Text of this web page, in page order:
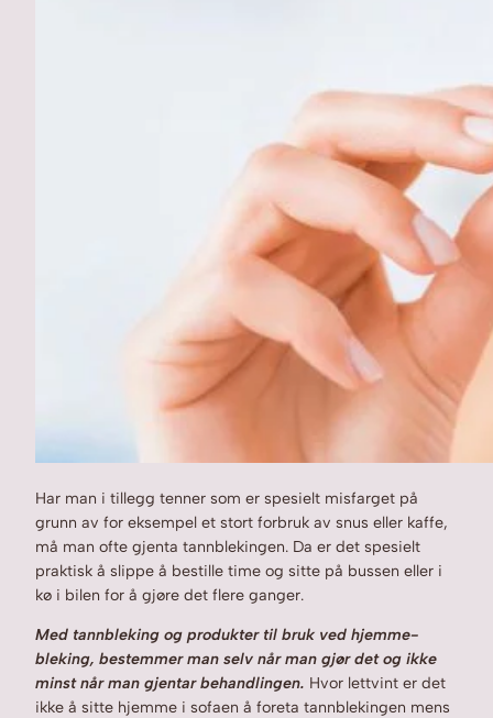
Har man i tillegg tenner som er spesielt misfarget på
grunn av for eksempel et stort forbruk av snus eller kaffe,
må man ofte gjenta tannblekingen. Da er det spesielt
praktisk å slippe å bestille time og sitte på bussen eller i
kø i bilen for å gjøre det flere ganger.
Med tannbleking og produkter til bruk ved hjemme-
bleking, bestemmer man selv når man gjør det og ikke
minst når man gjentar behandlingen. Hvor lettvint er det
ikke å sitte hjemme i sofaen å foreta tannblekingen mens